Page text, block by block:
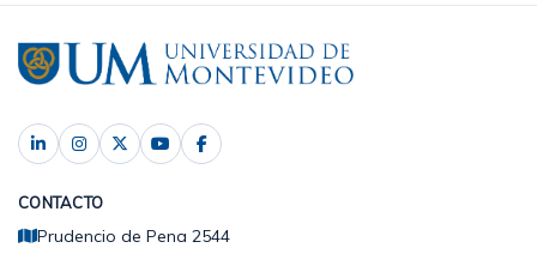
CONTACTO
Prudencio de Pena 2544